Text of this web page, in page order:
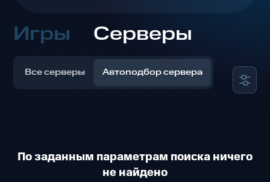
Игры Серверы
Все серверы Автоподбор сервера
По заданным параметрам поиска ничего
не найдено